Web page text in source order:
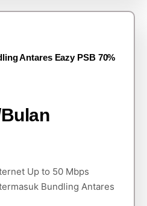
Antares Eazy PSB 70%
Up to 50 Mbps
Bundling Antares